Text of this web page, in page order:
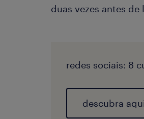
duas vezes antes
redes sociais: 8
descubra aqui